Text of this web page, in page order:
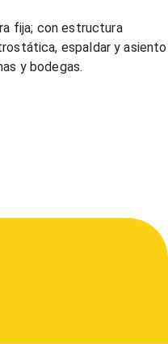
fija; con estructura
espaldar y asiento
y bodegas.